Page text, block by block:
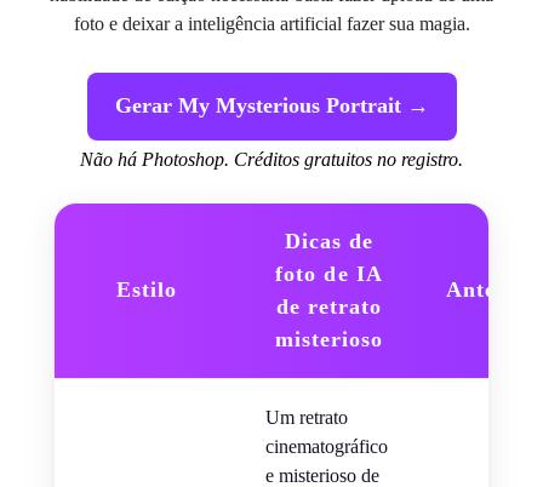
foto e deixar a inteligência artificial fazer sua magia.
Gerar My Mysterious Portrait →
Não há Photoshop. Créditos gratuitos no registro.
Estilo
Dicas de
foto de IA
de retrato
misterioso
Um retrato
cinematográfico
e misterioso de